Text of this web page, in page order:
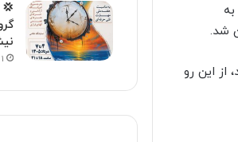
پایگاه ۹ شهری به
شد.
این رو
💢
۱ هفته پیش